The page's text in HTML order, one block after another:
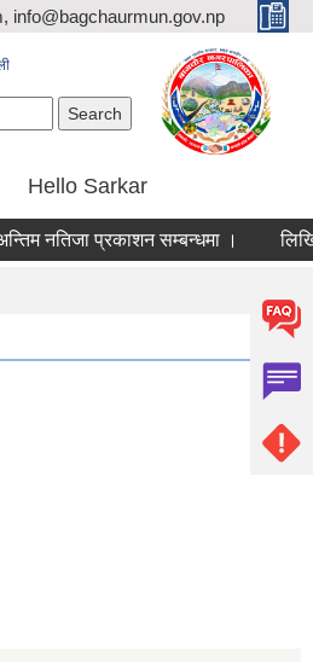
info@bagchaurmun.gov.np
Hello Sarkar
नतिजा प्रकाशन सम्बन्धमा ।